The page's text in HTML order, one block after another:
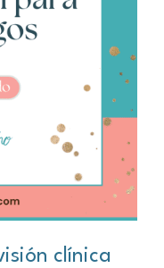
clínica